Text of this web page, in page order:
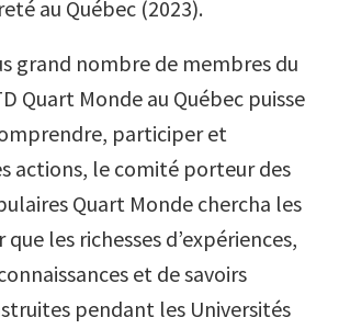
au Québec (2023).
grand nombre de membres du
Quart Monde au Québec puisse
participer et
actions, le comité porteur des
Quart Monde chercha les
les richesses d’expériences,
et de savoirs
pendant les Universités